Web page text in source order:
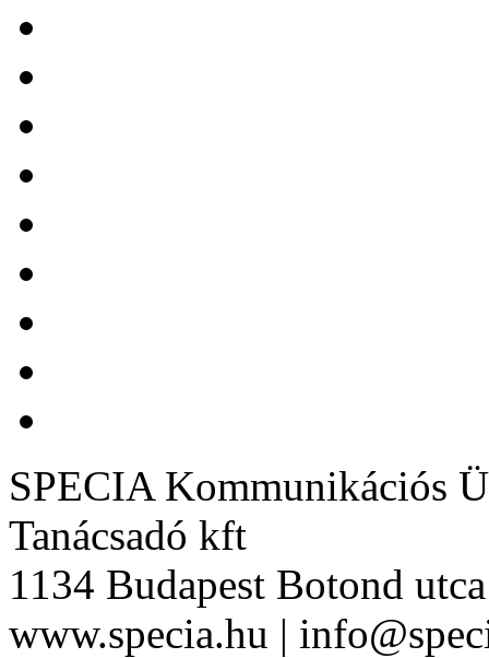
SPECIA Kommunikációs
Tanácsadó kft
1134 Budapest Botond
www.specia.hu |